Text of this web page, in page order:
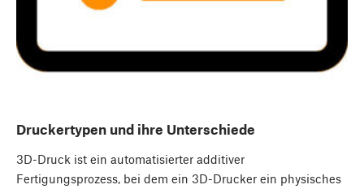
Druckertypen und ihre Unterschiede
3D-Druck ist ein automatisierter additiver
Fertigungsprozess, bei dem ein 3D-Drucker ein physisches